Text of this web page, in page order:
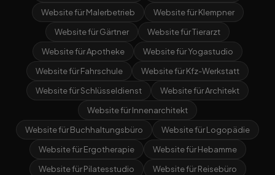
Website für Malerbetrieb
Website für Klempner
Website für Gärtner
Website für Tierarzt
Website für Apotheke
Website für Yogastudio
Website für Fahrschule
Website für Kfz-Werkstatt
Website für Schlüsseldienst
Website für Architekt
Website für Innenarchitekt
Website für Buchhaltungsbüro
Website für Logopädie
Website für Ergotherapie
Website für Hebamme
Website für Pilatesstudio
Website für Reisebüro